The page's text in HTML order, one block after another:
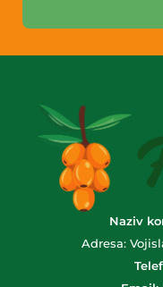
Naziv
Adresa: